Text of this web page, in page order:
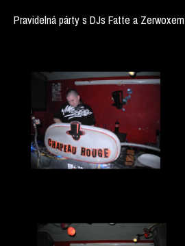
Pravidelná párty s DJs Fatte a Zerwoxem